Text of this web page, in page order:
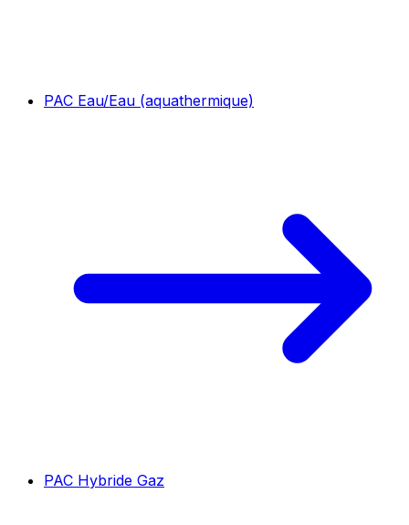
PAC Eau/Eau (aquathermique)
PAC Hybride Gaz